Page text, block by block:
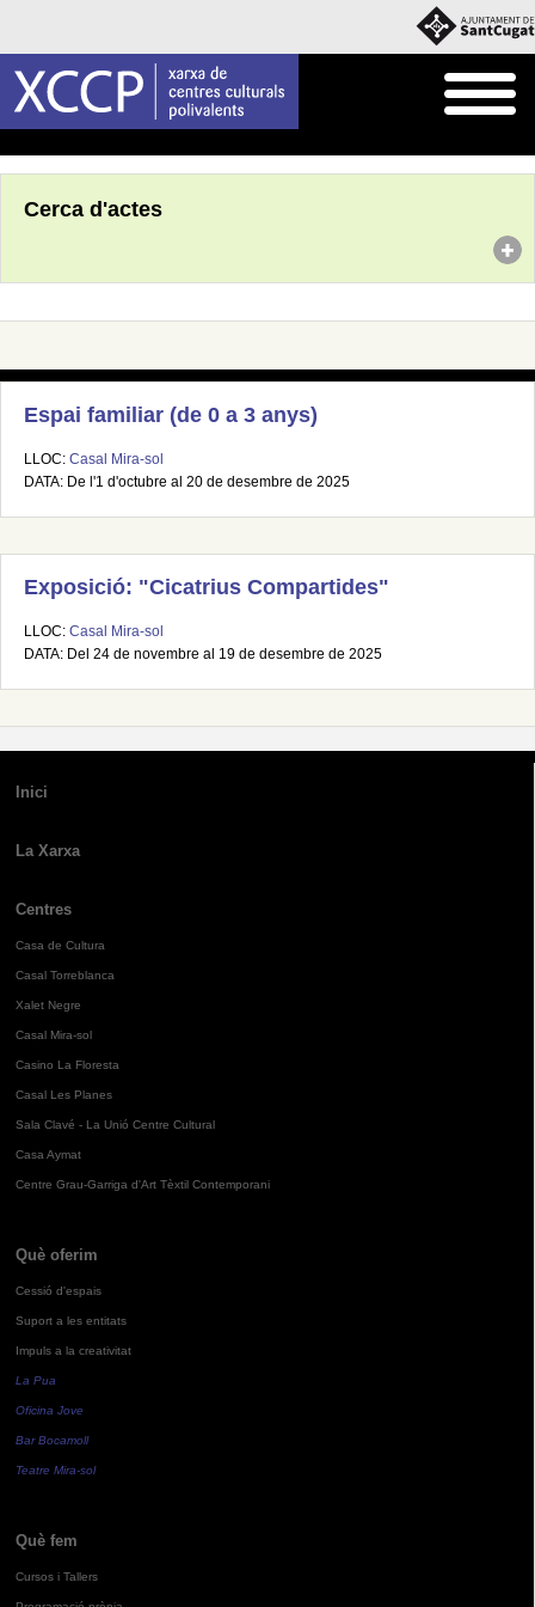
Cerca d'actes
Espai familiar (de 0 a 3 anys)
LLOC: Casal Mira-sol
DATA: De l'1 d'octubre al 20 de desembre de 2025
Exposició: "Cicatrius Compartides"
LLOC: Casal Mira-sol
DATA: Del 24 de novembre al 19 de desembre de 2025
Inici
La Xarxa
Centres
Casa de Cultura
Casal Torreblanca
Xalet Negre
Casal Mira-sol
Casino La Floresta
Casal Les Planes
Sala Clavé - La Unió Centre Cultural
Casa Aymat
Centre Grau-Garriga d'Art Tèxtil Contemporani
Què oferim
Cessió d'espais
Suport a les entitats
Impuls a la creativitat
La Pua
Oficina Jove
Bar Bocamoll
Teatre Mira-sol
Què fem
Cursos i Tallers